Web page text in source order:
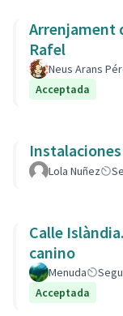
Arrenjament
Rafel
Neus Arans
Acceptada
Lola Nuñez
Calle
canino
Menuda
Acceptada